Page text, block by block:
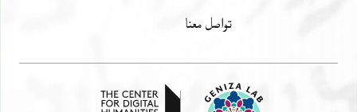
تواصل معنا